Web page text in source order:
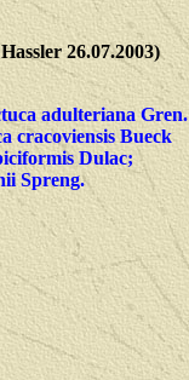
26.07.2003)
adulteriana Gren.
cracoviensis Bueck
Dulac;
Spreng.